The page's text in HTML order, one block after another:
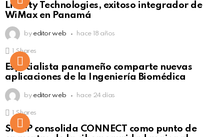
Liberty Technologies, exitoso integrador de
WiMax en Panamá
by editor web hace 18 años
Click to view this post
Shares
Especialista panameño comparte nuevas
aplicaciones de la Ingeniería Biomédica
by editor web hace 24 días
Click to view this post
Shares
SISAP consolida CONNECT como punto de